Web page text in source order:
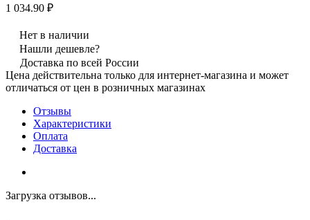
1 034.90 ₽
Нет в наличии
Нашли дешевле?
Доставка по всей России
Цена действительна только для интернет-магазина и может
отличаться от цен в розничных магазинах
Отзывы
Характеристики
Оплата
Доставка
Загрузка отзывов...